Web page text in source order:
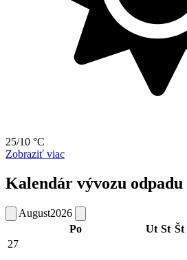
25/10 °C
Zobraziť viac
Kalendár vývozu odpadu
August2026
Po
Ut St Št
27